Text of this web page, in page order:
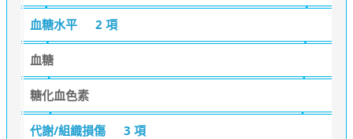
血糖水平 2 項
血糖
糖化血色素
代謝/組織損傷 3 項